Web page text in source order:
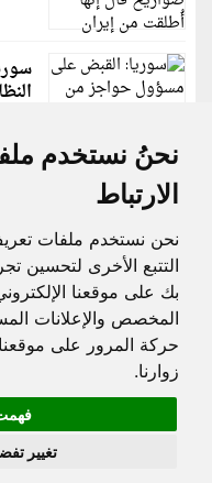
نحنُ نستخدم
الارتباط
نحن نستخدم ملفات
التتبع الأخرى لتحسين
بك على موقعنا
المخصص والإعلانات
حركة المرور على
زوارنا.
تغيير
جميع الحقوق محفوظة